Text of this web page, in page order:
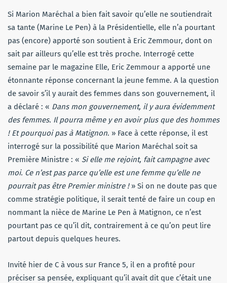
Si Marion Maréchal a bien fait savoir qu’elle ne soutiendrait
sa tante (Marine Le Pen) à la Présidentielle, elle n’a pourtant
pas (encore) apporté son soutient à Eric Zemmour, dont on
sait par ailleurs qu’elle est très proche. Interrogé cette
semaine par le magazine Elle, Eric Zemmour a apporté une
étonnante réponse concernant la jeune femme. A la question
de savoir s’il y aurait des femmes dans son gouvernement, il
a déclaré : « Dans mon gouvernement, il y aura évidemment
des femmes. Il pourra même y en avoir plus que des hommes
! Et pourquoi pas à Matignon. » Face à cette réponse, il est
interrogé sur la possibilité que Marion Maréchal soit sa
Première Ministre : « Si elle me rejoint, fait campagne avec
moi. Ce n’est pas parce qu’elle est une femme qu’elle ne
pourrait pas être Premier ministre !» Si on ne doute pas que
comme stratégie politique, il serait tenté de faire un coup en
nommant la nièce de Marine Le Pen à Matignon, ce n’est
pourtant pas ce qu’il dit, contrairement à ce qu’on peut lire
partout depuis quelques heures.
Invité hier de C à vous sur France 5, il en a profité pour
préciser sa pensée, expliquant qu’il avait dit que c’était une